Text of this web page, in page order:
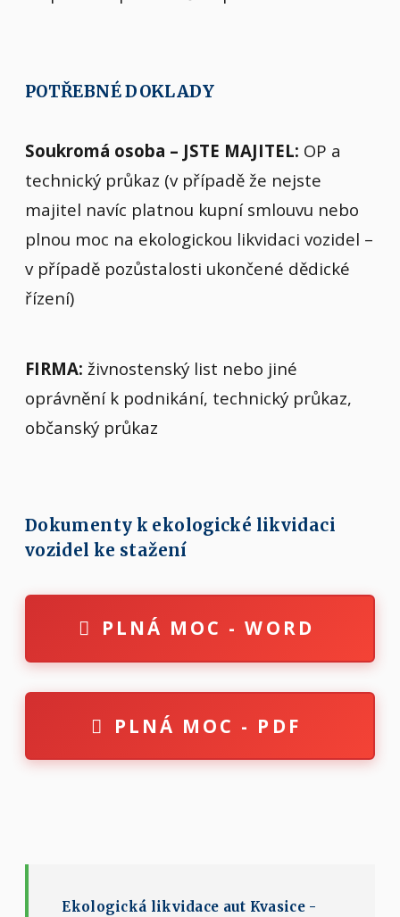
POTŘEBNÉ DOKLADY
Soukromá osoba – JSTE MAJITEL: OP a
technický průkaz (v případě že nejste
majitel navíc platnou kupní smlouvu nebo
plnou moc na ekologickou likvidaci vozidel –
v případě pozůstalosti ukončené dědické
řízení)
FIRMA: živnostenský list nebo jiné
oprávnění k podnikání, technický průkaz,
občanský průkaz
Dokumenty k ekologické likvidaci
vozidel ke stažení
PLNÁ MOC - WORD
PLNÁ MOC - PDF
Ekologická likvidace aut Kvasice -